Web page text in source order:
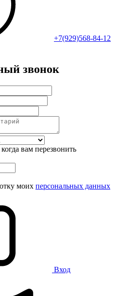
+7(929)568-84-12
звонок
вам перезвонить
моих персональных данных
Вход